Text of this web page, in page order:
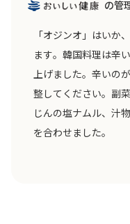
の管
「オジンオ」はいか
ます。韓国料理は辛
上げました。辛いの
整してください。副
じんの塩ナムル、汁
を合わせました。